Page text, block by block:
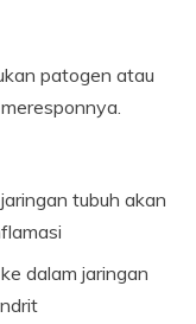
patogen atau
tubuh akan
dalam jaringan